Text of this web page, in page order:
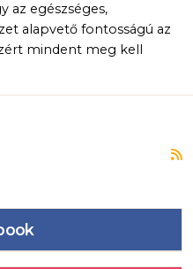
az egészséges,
alapvető fontosságú az
mindent meg kell